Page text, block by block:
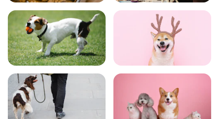
食事 お手入れ
トレーニング グッズ